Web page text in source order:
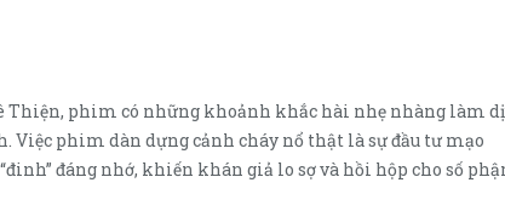
Thiện, phim có những khoảnh khắc hài nhẹ nhàng làm
phim dàn dựng cảnh cháy nổ thật là sự đầu tư mạo
đáng nhớ, khiến khán giả lo sợ và hồi hộp cho số